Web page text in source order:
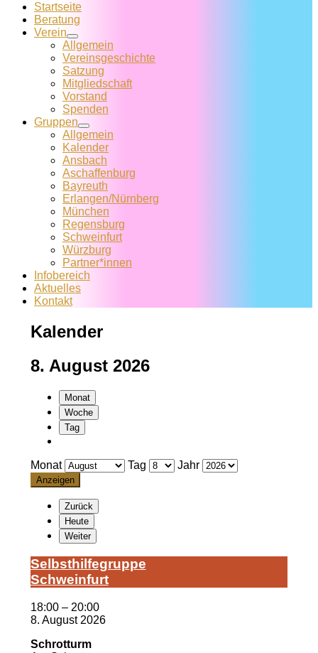
Startseite
Beratung
Verein
Allgemein
Vereins­geschichte
Satzung
Mitglied­schaft
Vorstand
Spenden
Gruppen
Allgemein
Kalender
Ansbach
Aschaffenburg
Bayreuth
Erlangen/Nürnberg
München
Regensburg
Schweinfurt
Würzburg
Partner*innen
Infobereich
Aktuelles
Kontakt
Kalender
8. August 2026
Monat
Woche
Tag
Monat Tag Jahr
Zurück
Heute
Weiter
Selbst­hil­fe­grup­pe
Schwein­furt
18:00 – 20:00
8. August 2026
Schrotturm